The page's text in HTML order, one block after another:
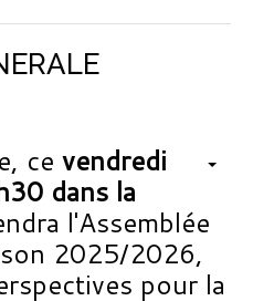
ce vendredi
dans la
l'Assemblée
2025/2026,
pour la